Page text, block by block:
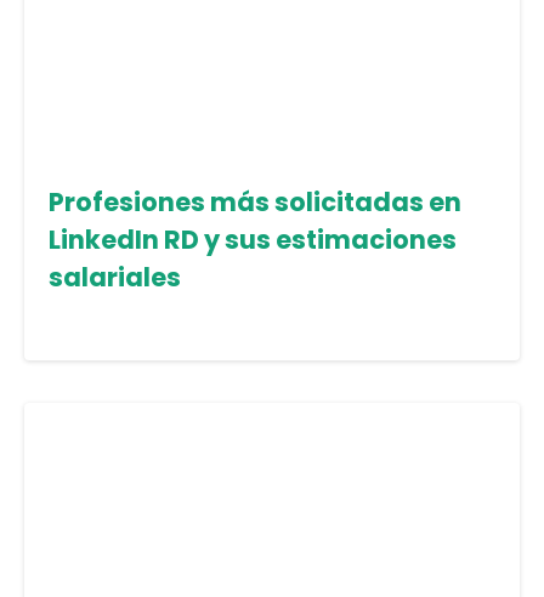
Profesiones más solicitadas en
LinkedIn RD y sus estimaciones
salariales